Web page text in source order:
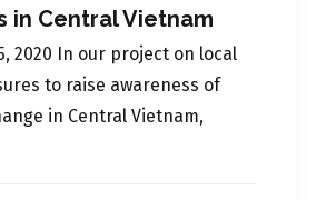
in Central Vietnam
2020 In our project on local
to raise awareness of
in Central Vietnam,